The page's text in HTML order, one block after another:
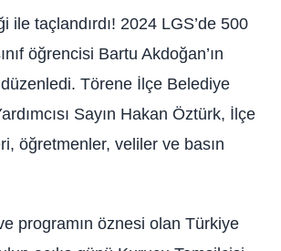
ile taçlandırdı! 2024 LGS’de 500
öğrencisi Bartu Akdoğan’ın
Törene İlçe Belediye
Sayın Hakan Öztürk, İlçe
öğretmenler, veliler ve basın
programın öznesi olan Türkiye